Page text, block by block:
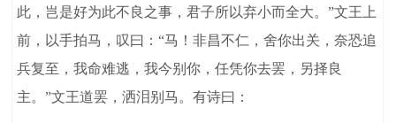
此，岂是好为此不良之事，君子所以弃小而全大。”文王上
前，以手拍马，叹曰：“马！非昌不仁，舍你出关，奈恐追
兵复至，我命难逃，我今别你，任凭你去罢，另择良
主。”文王道罢，洒泪别马。有诗曰：